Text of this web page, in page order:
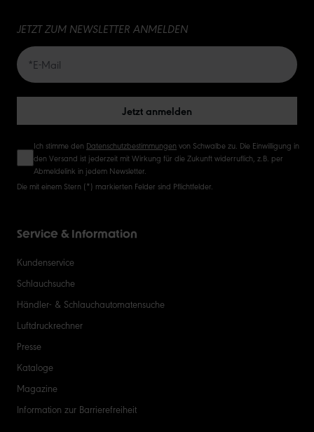
20
JETZT ZUM NEWSLETTER ANMELDEN
Jetzt anmelden
Ich stimme den Datenschutzbestimmungen von Schwalbe zu. Die Einwilligung in
den Versand ist jederzeit mit Wirkung für die Zukunft widerruflich, z.B. per
Abmeldelink in jedem Newsletter.
Die mit einem Stern (*) markierten Felder sind Pflichtfelder.
Service & Information
Kundenservice
Schlauchsuche
Händler- & Schlauchautomatensuche
Luftdruckrechner
Presse
Kataloge
Magazine
Information zur Barrierefreiheit